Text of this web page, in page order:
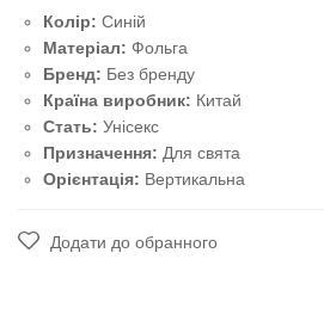
Колір: Синій
Матеріал: Фольга
Бренд: Без бренду
Країна виробник: Китай
Стать: Унісекс
Призначення: Для свята
Орієнтація: Вертикальна
Додати до обранного